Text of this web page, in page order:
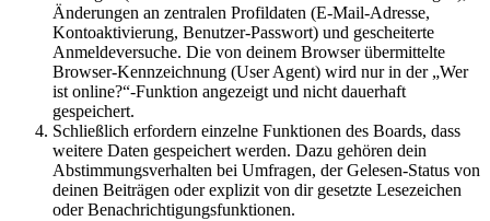
Änderungen an zentralen Profildaten (E-Mail-Adresse,
Kontoaktivierung, Benutzer-Passwort) und gescheiterte
Anmeldeversuche. Die von deinem Browser übermittelte
Browser-Kennzeichnung (User Agent) wird nur in der „Wer
ist online?“-Funktion angezeigt und nicht dauerhaft
gespeichert.
Schließlich erfordern einzelne Funktionen des Boards, dass
weitere Daten gespeichert werden. Dazu gehören dein
Abstimmungsverhalten bei Umfragen, der Gelesen-Status von
deinen Beiträgen oder explizit von dir gesetzte Lesezeichen
oder Benachrichtigungsfunktionen.